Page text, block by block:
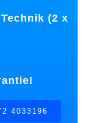
(2 x
4033196